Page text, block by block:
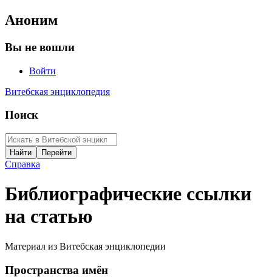
Аноним
Вы не вошли
Войти
Витебская энциклопедия
Поиск
Справка
Библиографические ссылки
на статью
Материал из Витебская энциклопедии
Пространства имён